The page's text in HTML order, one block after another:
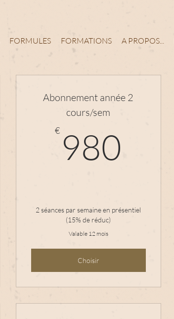
FORMULES FORMATIONS A PROPOS...
Abonnement année 2
cours/sem
€ 980
2 séances par semaine en présentiel
(15% de réduc)
Valable 12 mois
Choisir